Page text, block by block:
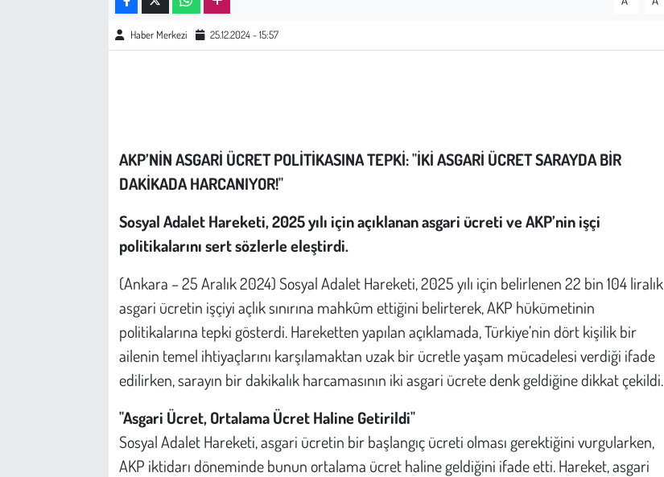
Haber Merkezi 25.12.2024 - 15:57
AKP’NİN ASGARİ ÜCRET POLİTİKASINA TEPKİ: "İKİ ASGARİ ÜCRET SARAYDA BİR
DAKİKADA HARCANIYOR!"
Sosyal Adalet Hareketi, 2025 yılı için açıklanan asgari ücreti ve AKP’nin işçi
politikalarını sert sözlerle eleştirdi.
(Ankara – 25 Aralık 2024) Sosyal Adalet Hareketi, 2025 yılı için belirlenen 22 bin 104 liralık
asgari ücretin işçiyi açlık sınırına mahkûm ettiğini belirterek, AKP hükümetinin
politikalarına tepki gösterdi. Hareketten yapılan açıklamada, Türkiye’nin dört kişilik bir
ailenin temel ihtiyaçlarını karşılamaktan uzak bir ücretle yaşam mücadelesi verdiği ifade
edilirken, sarayın bir dakikalık harcamasının iki asgari ücrete denk geldiğine dikkat çekildi.
"Asgari Ücret, Ortalama Ücret Haline Getirildi"
Sosyal Adalet Hareketi, asgari ücretin bir başlangıç ücreti olması gerektiğini vurgularken,
AKP iktidarı döneminde bunun ortalama ücret haline geldiğini ifade etti. Hareket, asgari